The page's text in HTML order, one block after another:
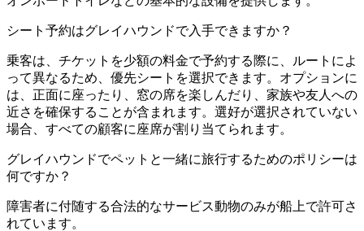
シート予約はグレイハウンドで入手できますか？
乗客は、チケットを少額の料金で予約する際に、ルートによ
って異なるため、優先シートを選択できます。オプションに
は、正面に座ったり、窓の席を楽しんだり、家族や友人への
近さを確保することが含まれます。選好が選択されていない
場合、すべての顧客に座席が割り当てられます。
グレイハウンドでペットと一緒に旅行するためのポリシーは
何ですか？
障害者に付随する合法的なサービス動物のみが船上で許可さ
れています。